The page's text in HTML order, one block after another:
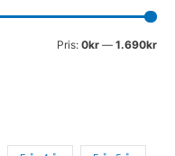
Pris: 0kr — 1.690kr